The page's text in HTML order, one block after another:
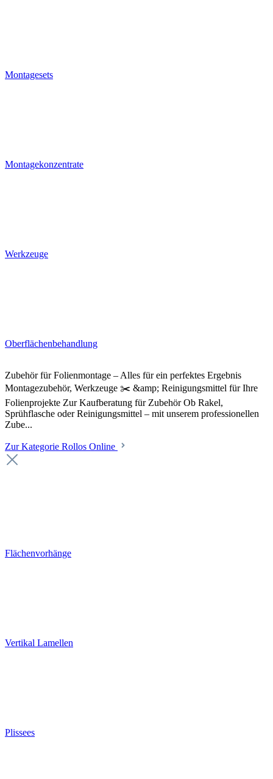
Montagesets
Montagekonzentrate
Werkzeuge
Oberflächenbehandlung
Zubehör für Folienmontage – Alles für ein perfektes Ergebnis
Montagezubehör, Werkzeuge ✂️ &amp; Reinigungsmittel für Ihre
Folienprojekte Zur Kaufberatung für Zubehör Ob Rakel,
Sprühflasche oder Reinigungsmittel – mit unserem professionellen
Zube...
Zur Kategorie Rollos Online
Flächenvorhänge
Vertikal Lamellen
Plissees